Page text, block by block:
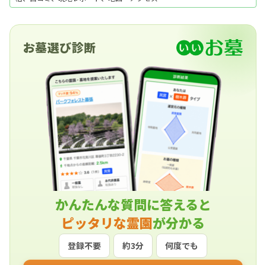
車場情報などを掲載。霊園・墓地をお探しなら日
任せください。資料請求・見学予約・お墓の相談
お墓選び診断
かんたんな質問に答えると
ピッタリな霊園が分かる
登録不要 約3分 何度でも